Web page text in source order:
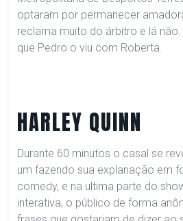
optaram por permanecer
reclama muito do árbitro e lá
que Pedro o viu com Roberta.
HARLEY QUINN
Durante 60 minutos o casal se
um fazendo sua explanação em
comedy, e na ultima parte do
interativa, o público de forma